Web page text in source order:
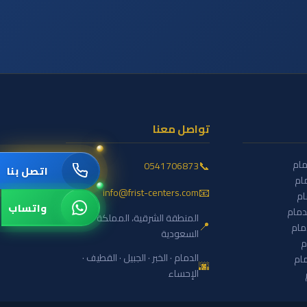
تواصل معنا
📞
0541706873
📧
info@frist-centers.com
📍المنطقة الشرقية، المملكة العربية
السعودية
🌆الدمام · الخبر · الجبيل · القطيف ·
الإحساء
اتصل بنا
واتساب